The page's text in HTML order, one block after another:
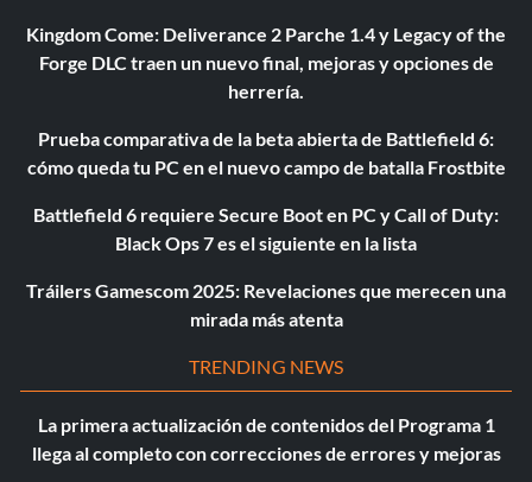
Kingdom Come: Deliverance 2 Parche 1.4 y Legacy of the
Forge DLC traen un nuevo final, mejoras y opciones de
herrería.
Prueba comparativa de la beta abierta de Battlefield 6:
cómo queda tu PC en el nuevo campo de batalla Frostbite
Battlefield 6 requiere Secure Boot en PC y Call of Duty:
Black Ops 7 es el siguiente en la lista
Tráilers Gamescom 2025: Revelaciones que merecen una
mirada más atenta
TRENDING NEWS
La primera actualización de contenidos del Programa 1
llega al completo con correcciones de errores y mejoras